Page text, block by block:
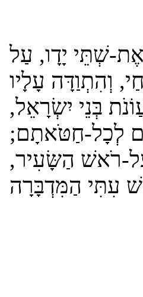
שְׁתֵּי יָדָו, עַל
וְהִתְוַדָּה עָלָיו
בְּנֵי יִשְׂרָאֵל,
לְכָל-חַטֹּאתָם;
רֹאשׁ הַשָּׂעִיר,